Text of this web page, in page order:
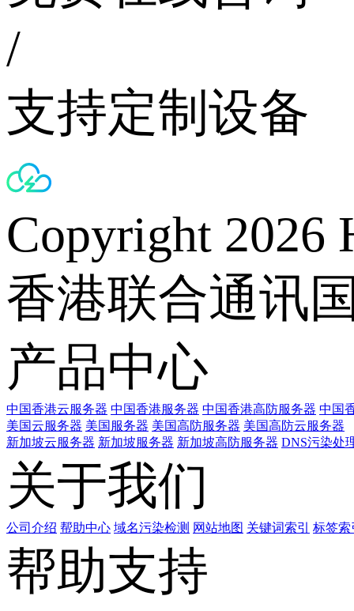
/
支持定制设备
Copyright 2026
香港联合通讯
产品中心
中国香港云服务器 中国香港服务器 中国香港高防服务器 中国
美国云服务器 美国服务器 美国高防服务器 美国高防云服务器
新加坡云服务器 新加坡服务器 新加坡高防服务器 DNS污染处
关于我们
公司介绍 帮助中心 域名污染检测 网站地图 关键词索引 标签索
帮助支持